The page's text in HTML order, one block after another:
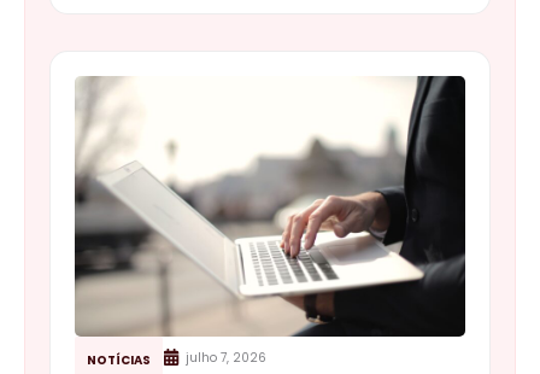
NOTÍCIAS julho 7, 2026